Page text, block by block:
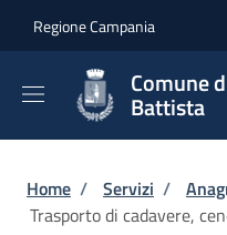
Regione Campania
Comune
Battista
Briciole di
Home / Servizi /
Trasporto di cadavere,